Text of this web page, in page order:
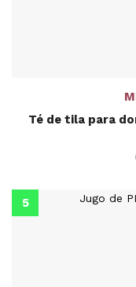
Té de tila para